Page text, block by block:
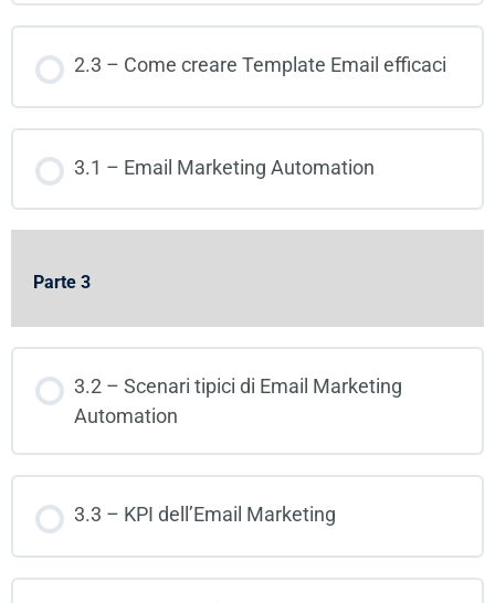
2.3 – Come creare Template Email efficaci
3.1 – Email Marketing Automation
Parte 3
3.2 – Scenari tipici di Email Marketing
Automation
3.3 – KPI dell’Email Marketing